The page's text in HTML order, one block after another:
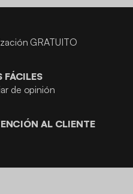
GRATUITO
FÁCILES
de opinión
AL CLIENTE